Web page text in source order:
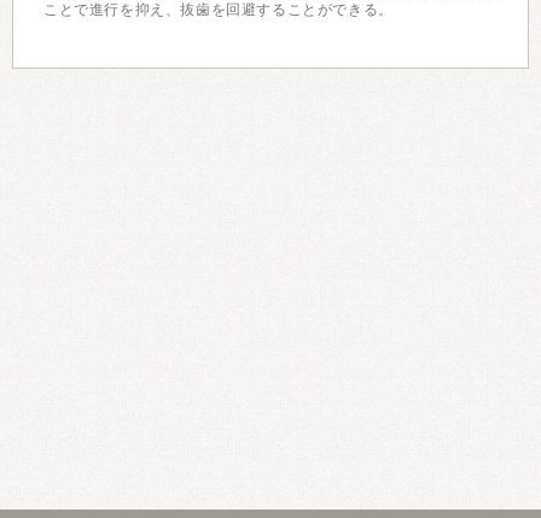
ことで進行を抑え、抜歯を回避することができる。